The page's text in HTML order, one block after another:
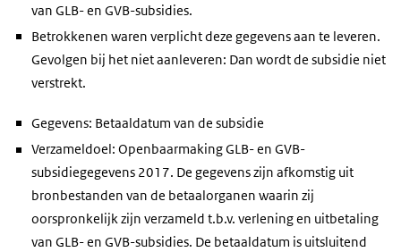
van GLB- en GVB-subsidies.
Betrokkenen waren verplicht deze gegevens aan te leveren.
Gevolgen bij het niet aanleveren: Dan wordt de subsidie niet
verstrekt.
Gegevens: Betaaldatum van de subsidie
Verzameldoel: Openbaarmaking GLB- en GVB-
subsidiegegevens 2017. De gegevens zijn afkomstig uit
bronbestanden van de betaalorganen waarin zij
oorspronkelijk zijn verzameld t.b.v. verlening en uitbetaling
van GLB- en GVB-subsidies. De betaaldatum is uitsluitend